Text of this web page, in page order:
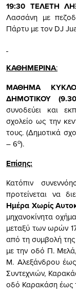
19:30 ΤΕΛΕΤΗ
Λασσάνη με
Πάρτυ με τον DJ
ΚΑΘΗΜΕΡΙΝΑ:
ΜΑΘΗΜΑ
ΔΗΜΟΤΙΚΟΥ
συνοδεύει και
σχολείο ως την
τους. (Δημοτικά
– 6ο).
Επίσης:
Κατόπιν
προτείνεται να
Ημέρα Χωρίς
μηχανοκίνητα
μεταξύ των ωρών
από τη συμβολή
με την οδό Π.
Μ. Αλεξάνδρου
Συντεχνιών,
οδό Καρακάση έως